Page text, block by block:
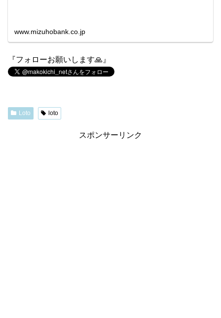
www.mizuhobank.co.jp
『フォローお願いします🙏』
Loto loto
スポンサーリンク